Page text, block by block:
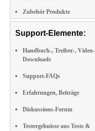
Zubehör Produkte
Support-Elemente:
Handbuch-, Treiber-, Video-
Downloads
Support-FAQs
Erfahrungen, Beiträge
Diskussions-Forum
Testergebnisse aus Tests &